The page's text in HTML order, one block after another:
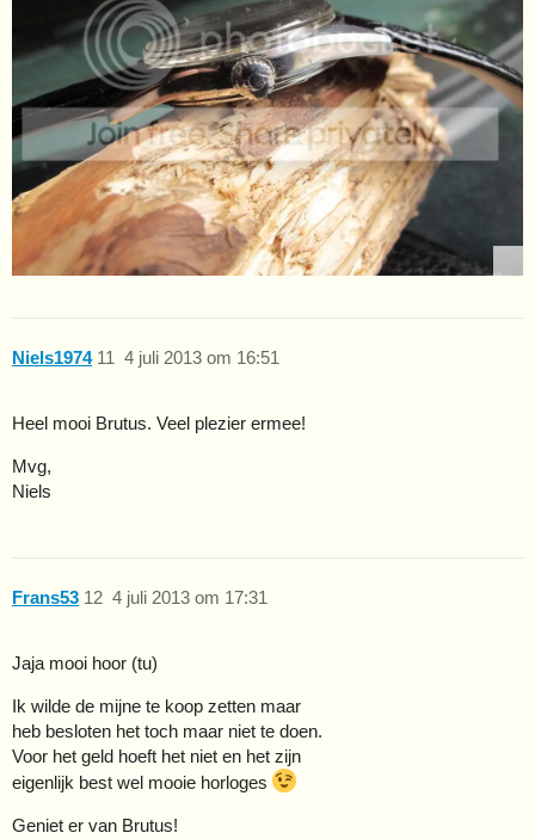
Niels1974 4 juli 2013 om 16:51
11
Heel mooi Brutus. Veel plezier ermee!
Mvg,
Niels
Frans53 4 juli 2013 om 17:31
12
Jaja mooi hoor (tu)
Ik wilde de mijne te koop zetten maar
heb besloten het toch maar niet te doen.
Voor het geld hoeft het niet en het zijn
eigenlijk best wel mooie horloges
Geniet er van Brutus!